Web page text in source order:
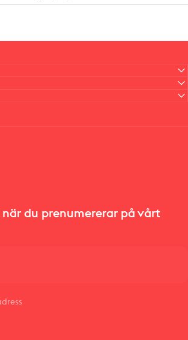
Cushions & Blankets
när du prenumererar på vårt